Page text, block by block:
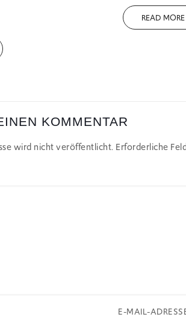
READ MORE
KOMMENTAR
wird nicht veröffentlicht. Erforderliche
E-MAIL-